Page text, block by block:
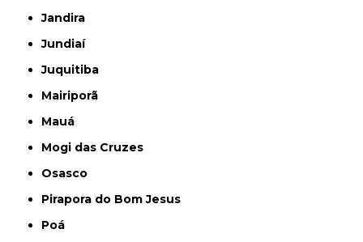
Jandira
Jundiaí
Juquitiba
Mairiporã
Mauá
Mogi das Cruzes
Osasco
Pirapora do Bom Jesus
Poá